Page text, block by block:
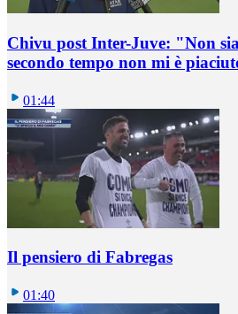
Chivu post Inter-Juve: "Non
secondo tempo non mi è
01:44
Il pensiero di Fabregas
01:40